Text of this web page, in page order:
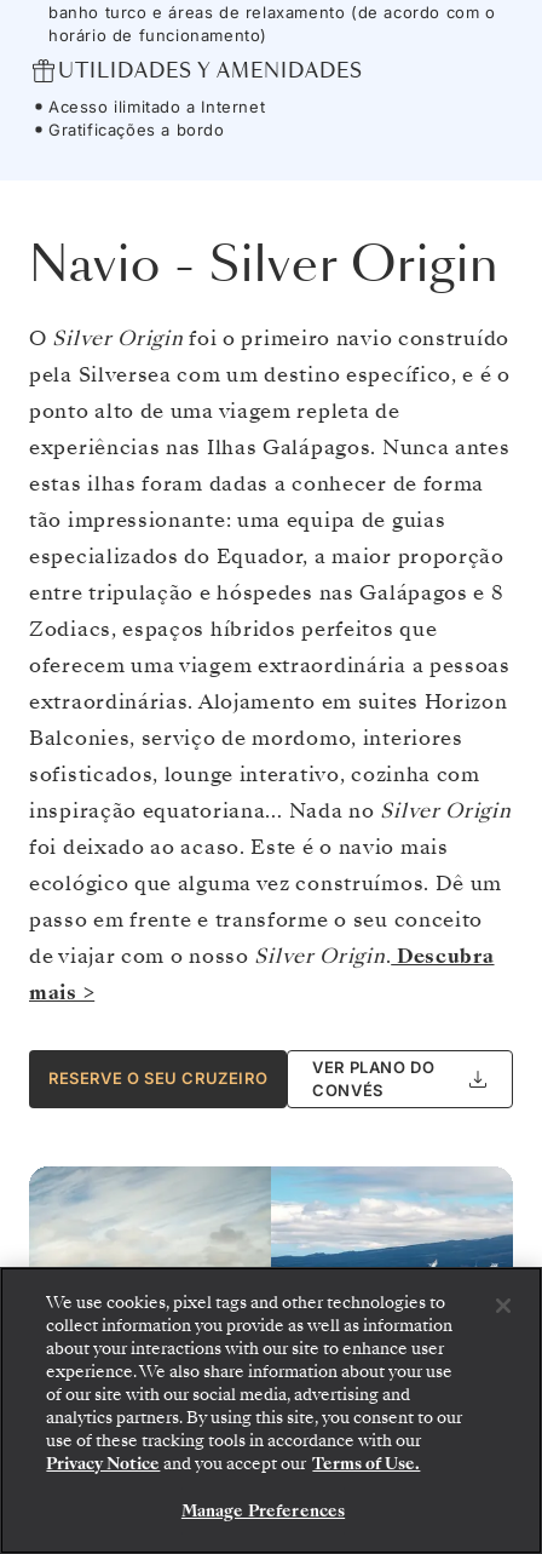
banho turco e áreas de relaxamento (de acordo com o
horário de funcionamento)
UTILIDADES Y AMENIDADES
Acesso ilimitado a Internet
Gratificações a bordo
Navio - Silver Origin
O Silver Origin foi o primeiro navio construído
pela Silversea com um destino específico, e é o
ponto alto de uma viagem repleta de
experiências nas Ilhas Galápagos. Nunca antes
estas ilhas foram dadas a conhecer de forma
tão impressionante: uma equipa de guias
especializados do Equador, a maior proporção
entre tripulação e hóspedes nas Galápagos e 8
Zodiacs, espaços híbridos perfeitos que
oferecem uma viagem extraordinária a pessoas
extraordinárias. Alojamento em suites Horizon
Balconies, serviço de mordomo, interiores
sofisticados, lounge interativo, cozinha com
inspiração equatoriana… Nada no Silver Origin
foi deixado ao acaso. Este é o navio mais
ecológico que alguma vez construímos. Dê um
passo em frente e transforme o seu conceito
de viajar com o nosso Silver Origin. Descubra
mais >
RESERVE O SEU CRUZEIRO
VER PLANO DO
CONVÉS
Embarque: escolha sua suíte e confira as tarifas e
os serviços inclusos antes de confirmar com
segurança sua viagem com a Silversea.
RESERVE A SUA SUITE
We use cookies, pixel tags and other technologies to
collect information you provide as well as information
about your interactions with our site to enhance user
experience. We also share information about your use
of our site with our social media, advertising and
analytics partners. By using this site, you consent to our
use of these tracking tools in accordance with our
Privacy Notice and you accept our Terms of Use.
Manage Preferences